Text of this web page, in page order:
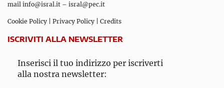
mail info@isral.it – isral@pec.it
Cookie Policy Privacy Policy Credits
ISCRIVITI ALLA NEWSLETTER
Inserisci il tuo indirizzo per iscriverti
alla nostra newsletter: